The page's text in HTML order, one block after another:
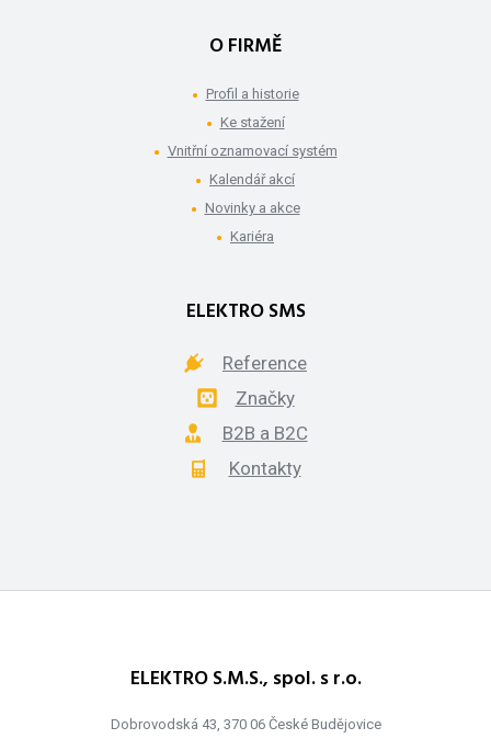
O FIRMĚ
Profil a historie
Ke stažení
Vnitřní oznamovací systém
Kalendář akcí
Novinky a akce
Kariéra
ELEKTRO SMS
Reference
Značky
B2B a B2C
Kontakty
ELEKTRO S.M.S., spol. s r.o.
Dobrovodská 43, 370 06 České Budějovice